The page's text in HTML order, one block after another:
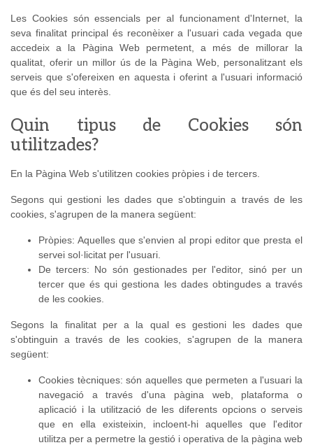
Les Cookies són essencials per al funcionament d'Internet, la
seva finalitat principal és reconèixer a l'usuari cada vegada que
accedeix a la Pàgina Web permetent, a més de millorar la
qualitat, oferir un millor ús de la Pàgina Web, personalitzant els
serveis que s'ofereixen en aquesta i oferint a l'usuari informació
que és del seu interès.
Quin tipus de Cookies són
utilitzades?
En la Pàgina Web s'utilitzen cookies pròpies i de tercers.
Segons qui gestioni les dades que s'obtinguin a través de les
cookies, s'agrupen de la manera següent:
Pròpies: Aquelles que s'envien al propi editor que presta el
servei sol·licitat per l'usuari.
De tercers: No són gestionades per l'editor, sinó per un
tercer que és qui gestiona les dades obtingudes a través
de les cookies.
Segons la finalitat per a la qual es gestioni les dades que
s'obtinguin a través de les cookies, s'agrupen de la manera
següent:
Cookies tècniques: són aquelles que permeten a l'usuari la
navegació a través d'una pàgina web, plataforma o
aplicació i la utilització de les diferents opcions o serveis
que en ella existeixin, incloent-hi aquelles que l'editor
utilitza per a permetre la gestió i operativa de la pàgina web